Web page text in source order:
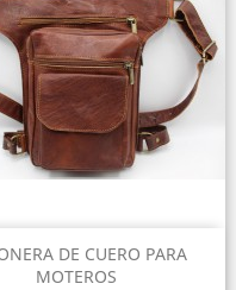
DE CUERO PARA
MOTEROS